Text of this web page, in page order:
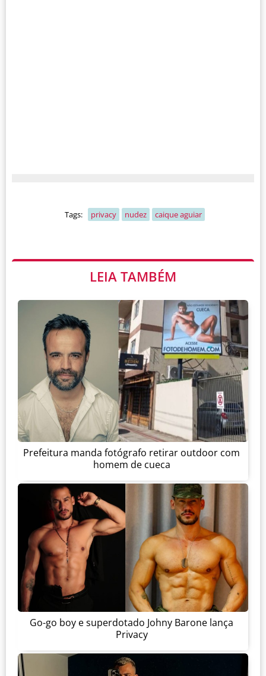
Tags: privacy nudez caique aguiar
LEIA TAMBÉM
Prefeitura manda fotógrafo retirar outdoor com
homem de cueca
Go-go boy e superdotado Johny Barone lança
Privacy